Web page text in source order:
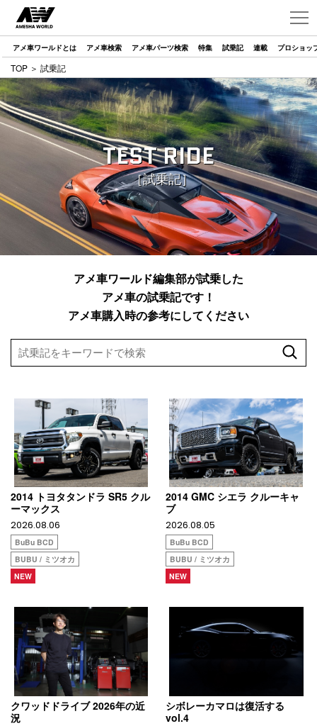
アメ車ワールドとは アメ車検索 アメ車パーツ検索 特集 試乗記 連載 プロショッ
TOP ＞ 試乗記
TEST RIDE
［試乗記］
アメ車ワールド編集部が試乗した
アメ車の試乗記です！
アメ車購入時の参考にしてください
2014 トヨタタンドラ SR5 クル
ーマックス
2026.08.06
BuBu BCD
BUBU / ミツオカ
NEW
2014 GMC シエラ クルーキャ
ブ
2026.08.05
BuBu BCD
BUBU / ミツオカ
NEW
クワッドドライブ 2026年の近
況
シボレーカマロは復活する
vol.4